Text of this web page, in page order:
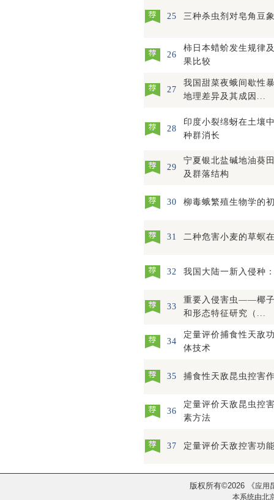
25 三种杀虫剂对皂角豆
26
柿日本蜡蚧发生规律
果比较
27
我国甜菜夜蛾间歇性
地理差异及其成因...
28
印度小裂绵蚜在土壤
种群消长
29
宁夏银北盐碱地油葵
及群落结构
30 柳毒蛾繁殖生物学的
31 二种危害小麦的草螟
32 我国大陆一新入侵种
33
重要入侵害虫——椰
和形态特征研究（...
34
定量评价捕食性天敌
体技术
35 捕食性天敌昆虫控害
36
定量评价天敌昆虫控
素方法
37 定量评价天敌控害功
版权所有©2026 《应用
本系统由北